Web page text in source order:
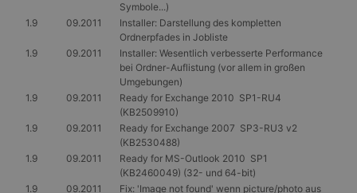
Symbole...)
1.9
09.2011
Installer: Darstellung des kompletten
Ordnerpfades in Jobliste
1.9
09.2011
Installer: Wesentlich verbesserte Performance
bei Ordner-Auflistung (vor allem in großen
Umgebungen)
1.9
09.2011
Ready for Exchange 2010 SP1-RU4
(KB2509910)
1.9
09.2011
Ready for Exchange 2007 SP3-RU3 v2
(KB2530488)
1.9
09.2011
Ready for MS-Outlook 2010 SP1
(KB2460049) (32- und 64-bit)
1.9
09.2011
Fix: 'Image not found' wenn picture/photo aus